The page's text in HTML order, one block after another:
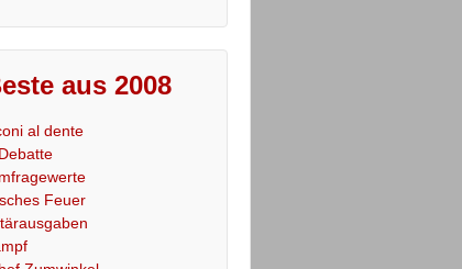
aus 2008
al dente
Feuer